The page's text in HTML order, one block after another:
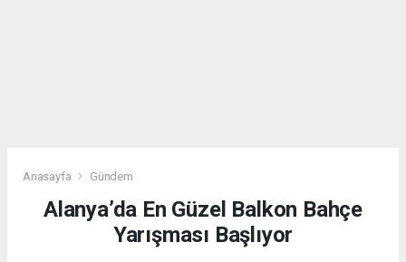
Anasayfa Gündem
Alanya’da En Güzel Balkon Bahçe
Yarışması Başlıyor